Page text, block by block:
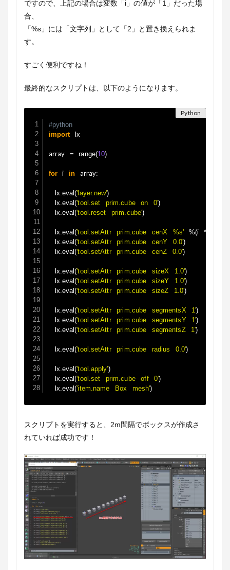
ですので、上記の場合は変数「i」の値が「1」だった場
合、
「%s」には「文字列」として「2」と置き換えられま
す。
すごく便利ですね！
最終的なスクリプトは、以下のようになります。
#python
import lx
array = range(10)
for i in array:
	lx
eval('layer.new')
	lx
eval('tool.set prim.cube on 0')
	lx
eval('tool.reset prim.cube')
	lx
eval('tool.setAttr prim.cube cenX %s' %(i *
	lx
eval('tool.setAttr prim.cube cenY 0.0')
	lx
eval('tool.setAttr prim.cube cenZ 0.0')
	lx
eval('tool.setAttr prim.cube sizeX 1.0')
	lx
eval('tool.setAttr prim.cube sizeY 1.0')
	lx
eval('tool.setAttr prim.cube sizeZ 1.0')
	lx
eval('tool.setAttr prim.cube segmentsX 1')
	lx
eval('tool.setAttr prim.cube segmentsY 1')
	lx
eval('tool.setAttr prim.cube segmentsZ 1')
	lx
eval('tool.setAttr prim.cube radius 0.0')
	lx
eval('tool.apply')
	lx
eval('tool.set prim.cube off 0')
	lx
eval('item.name Box mesh')
スクリプトを実行すると、2m間隔でボックスが作成さ
れていれば成功です！